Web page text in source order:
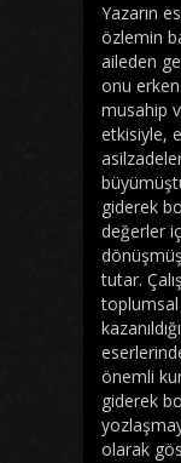
Yazarın
özlemin
aileden
onu erken
musahip
etkisiyle,
giderek
değerler
tutar.
toplumsal
önemli
giderek
olarak